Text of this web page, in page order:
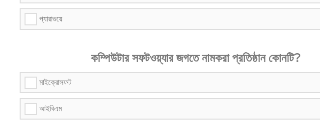
প্যারাগুয়ে
কম্পিউটার সফটওয়্যার জগতে নামকরা প্রতিষ্ঠান কোনটি?
মাইক্রোসফট
আইবিএম